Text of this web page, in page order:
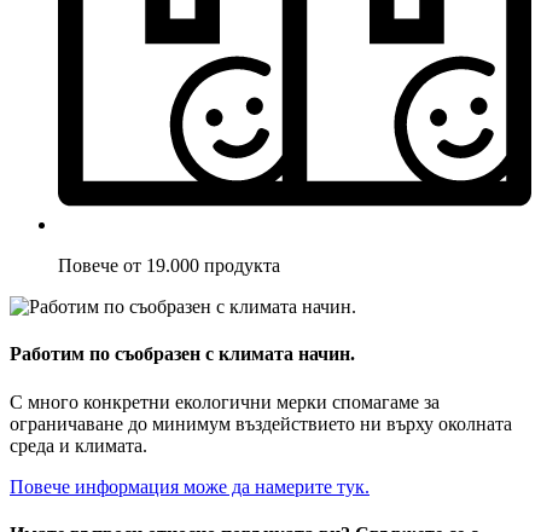
Повече от 19.000 продукта
Работим по съобразен с климата начин.
С много конкретни екологични мерки спомагаме за
ограничаване до минимум въздействието ни върху околната
среда и климата.
Повече информация може да намерите тук.